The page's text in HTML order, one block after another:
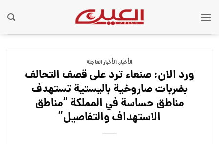
الأخبار,الأخبار العاجلة
ورد الان: صنعاء ترد على قصف التحالف
بضربات صاروخية باليستية تستهدف
مناطق حساسة في المملكة “مناطق
الاستهداف والتفاصيل”